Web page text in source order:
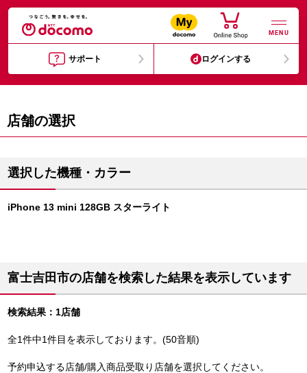
MENU
サポート ログインする
店舗の選択
選択した機種・カラー
iPhone 13 mini 128GB スターライト
富士吉田市の店舗を検索した結果を表示しています
検索結果：1店舗
全1件中1件目を表示しております。(50音順)
予約申込する店舗/購入商品受取り店舗を選択してください。